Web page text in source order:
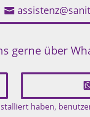
gerne über
haben,